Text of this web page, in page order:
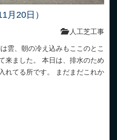
月20日）
人工芝工事
雲、朝の冷え込みもここのとこ
来ました。 本日は、排水のため
れてる所です。 まだまだこれか